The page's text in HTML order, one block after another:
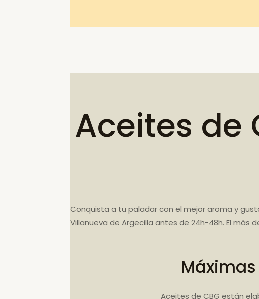
Aceites de
Conquista a tu paladar con el mejor aroma y
Villanueva de Argecilla antes de 24h-48h. El más
Aceites de CBG están